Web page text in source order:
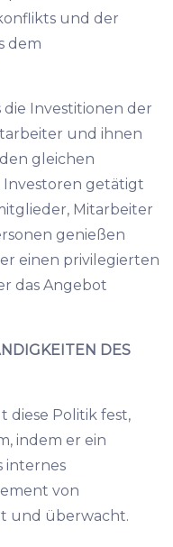
und der
dem
Investitionen der
und ihnen
gleichen
Investoren getätigt
Mitarbeiter
genießen
einen privilegierten
das Angebot
DES
Politik fest,
indem er ein
internes
von
und überwacht.